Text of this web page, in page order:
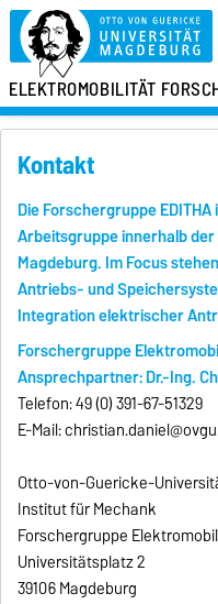
ELEKTROMOBILITÄT
Kontakt
Die Forschergruppe
Arbeitsgruppe innerhalb
Magdeburg. Im Focus
Antriebs- und
Integration elektrischer
Forschergruppe
Ansprechpartner:Dr.-Ing.
Telefon: 49 (0) 391-67-51329
E-Mail:
Otto-von-Guericke-
Institut für Mechank
Forschergruppe
Universitätsplatz 2
39106 Magdeburg